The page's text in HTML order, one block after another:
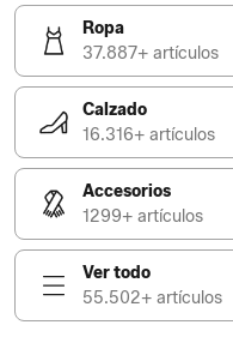
Ropa
37.887+ artículos
Calzado
16.316+ artículos
Accesorios
1299+ artículos
Ver todo
55.502+ artículos